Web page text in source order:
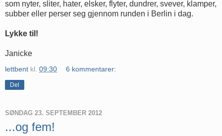
som nyter, sliter, hater, elsker, flyter, dundrer, svever, klamper,
subber eller perser seg gjennom runden i Berlin i dag.
Lykke til!
Janicke
lettbent kl. 09:30 6 kommentarer:
Del
SØNDAG 23. SEPTEMBER 2012
...og fem!